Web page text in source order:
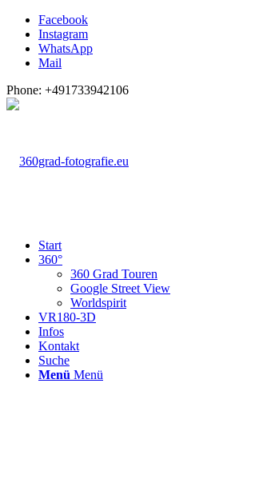
Facebook
Instagram
WhatsApp
Mail
Phone: +491733942106
Start
360°
360 Grad Touren
Google Street View
Worldspirit
VR180-3D
Infos
Kontakt
Suche
Menü Menü